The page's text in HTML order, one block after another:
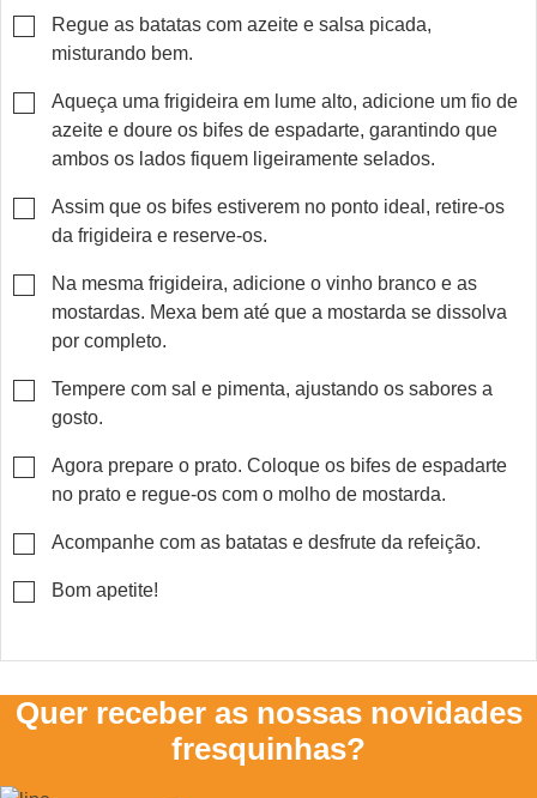
▢
Regue as batatas com azeite e salsa picada,
misturando bem.
▢
Aqueça uma frigideira em lume alto, adicione um fio de
azeite e doure os bifes de espadarte, garantindo que
ambos os lados fiquem ligeiramente selados.
▢
Assim que os bifes estiverem no ponto ideal, retire-os
da frigideira e reserve-os.
▢
Na mesma frigideira, adicione o vinho branco e as
mostardas. Mexa bem até que a mostarda se dissolva
por completo.
▢
Tempere com sal e pimenta, ajustando os sabores a
gosto.
▢
Agora prepare o prato. Coloque os bifes de espadarte
no prato e regue-os com o molho de mostarda.
▢
Acompanhe com as batatas e desfrute da refeição.
▢
Bom apetite!
Quer receber as nossas novidades
fresquinhas?